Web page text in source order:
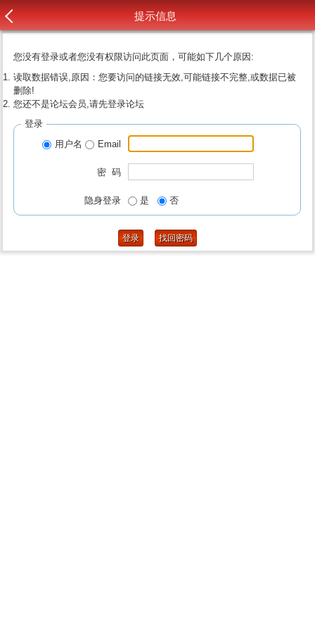
提示信息
您没有登录或者您没有权限访问此页面，可能如下几个原因:
读取数据错误,原因：您要访问的链接无效,可能链接不完整,或数据已被
删除!
您还不是论坛会员,请先登录论坛
登录
用户名
Email
密 码
隐身登录 是 否